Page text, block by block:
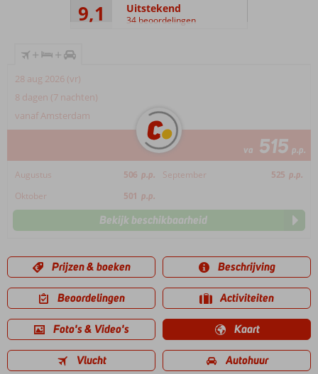
9,1 Uitstekend
34 beoordelingen
+ +
28 aug 2026 (vr)
8 dagen (7 nachten)
vanaf Amsterdam
va 515 p.p.
Augustus 506 p.p. September 525 p.p.
Oktober
501 p.p.
Bekijk beschikbaarheid
Prijzen & boeken Beschrijving
Beoordelingen Activiteiten
Foto's & Video's Kaart
Vlucht Autohuur